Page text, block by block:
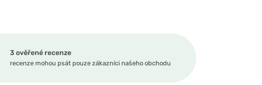
3 ověřené recenze
recenze mohou psát pouze zákazníci našeho obchodu